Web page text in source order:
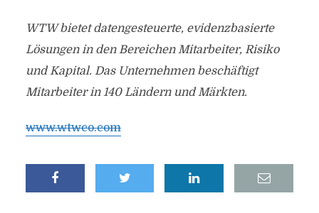
WTW bietet datengesteuerte, evidenzbasierte
Lösungen in den Bereichen Mitarbeiter, Risiko
und Kapital. Das Unternehmen beschäftigt
Mitarbeiter in 140 Ländern und Märkten.
www.wtwco.com